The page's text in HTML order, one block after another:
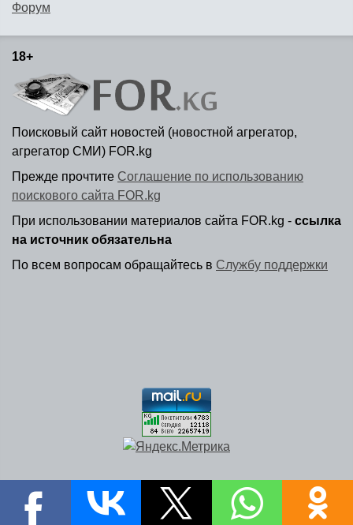
Форум
18+
Поисковый сайт новостей (новостной агрегатор,
агрегатор СМИ) FOR.kg
Прежде прочтите Соглашение по использованию
поискового сайта FOR.kg
При использовании материалов сайта FOR.kg - ссылка
на источник обязательна
По всем вопросам обращайтесь в Службу поддержки